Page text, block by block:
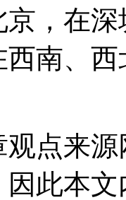
，在
南、
观点来
此本